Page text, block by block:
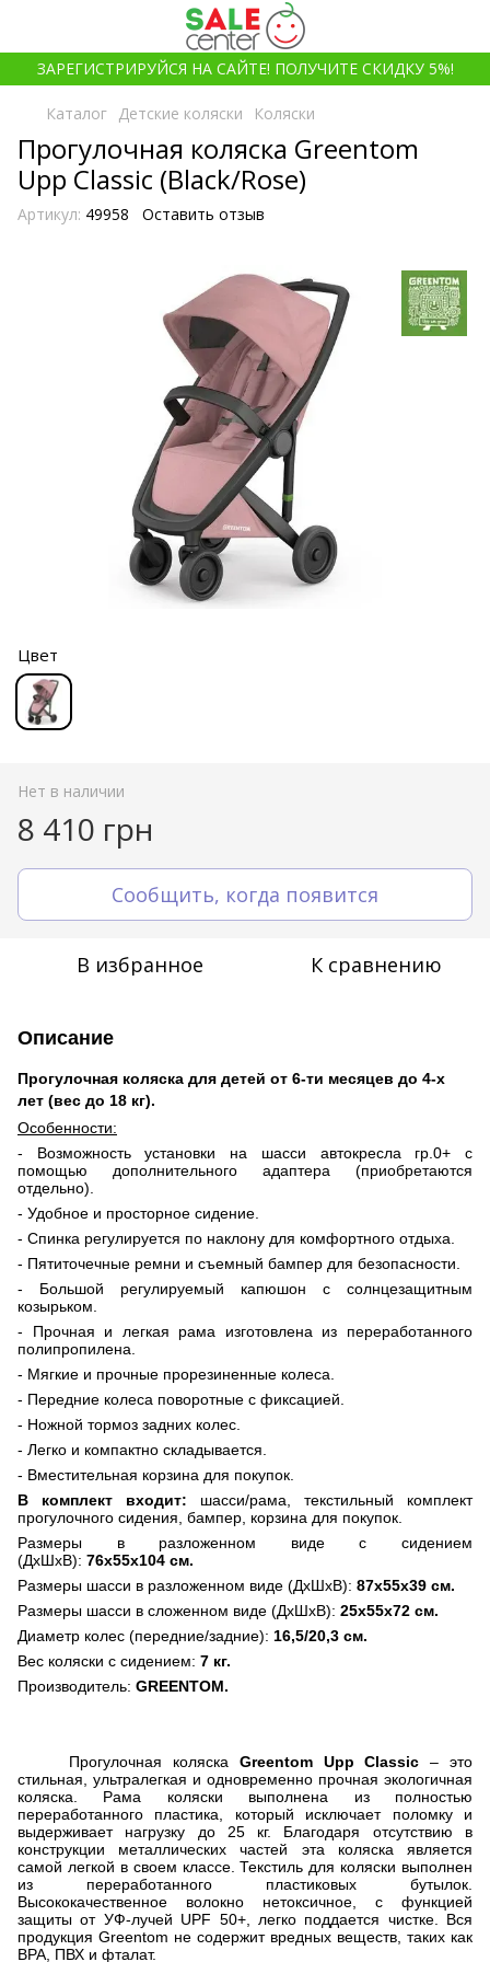
ЗАРЕГИСТРИРУЙСЯ НА САЙТЕ! ПОЛУЧИТЕ СКИДКУ 5%!
Каталог Детские коляски Коляски
Прогулочная коляска Greentom
Upp Classic (Black/Rose)
Артикул: 49958 Оставить отзыв
Цвет
Нет в наличии
8 410 грн
Сообщить, когда появится
В избранное К сравнению
Описание
Прогулочная коляска для детей от 6-ти месяцев до 4-х
лет (вес до 18 кг).
Особенности:
- Возможность установки на шасси автокресла гр.0+ с
помощью дополнительного адаптера (приобретаются
отдельно).
- Удобное и просторное сидение.
- Спинка регулируется по наклону для комфортного отдыха.
- Пятиточечные ремни и съемный бампер для безопасности.
- Большой регулируемый капюшон с солнцезащитным
козырьком.
- Прочная и легкая рама изготовлена из переработанного
полипропилена.
- Мягкие и прочные прорезиненные колеса.
- Передние колеса поворотные с фиксацией.
- Ножной тормоз задних колес.
- Легко и компактно складывается.
- Вместительная корзина для покупок.
В комплект входит: шасси/рама, текстильный комплект
прогулочного сидения, бампер, корзина для покупок.
Размеры в разложенном виде с сидением
(ДхШхВ): 76х55х104 см.
Размеры шасси в разложенном виде (ДхШхВ): 87х55х39 см.
Размеры шасси в сложенном виде (ДхШхВ): 25х55х72 см.
Диаметр колес (передние/задние): 16,5/20,3 см.
Вес коляски с сидением: 7 кг.
Производитель: GREENTOM.
Прогулочная коляска Greentom Upp Classic – это
стильная, ультралегкая и одновременно прочная экологичная
коляска. Рама коляски выполнена из полностью
переработанного пластика, который исключает поломку и
выдерживает нагрузку до 25 кг. Благодаря отсутствию в
конструкции металлических частей эта коляска является
самой легкой в своем классе. Текстиль для коляски выполнен
из переработанного пластиковых бутылок.
Высококачественное волокно нетоксичное, с функцией
защиты от УФ-лучей UPF 50+, легко поддается чистке. Вся
продукция Greentom не содержит вредных веществ, таких как
BPA, ПВХ и фталат.